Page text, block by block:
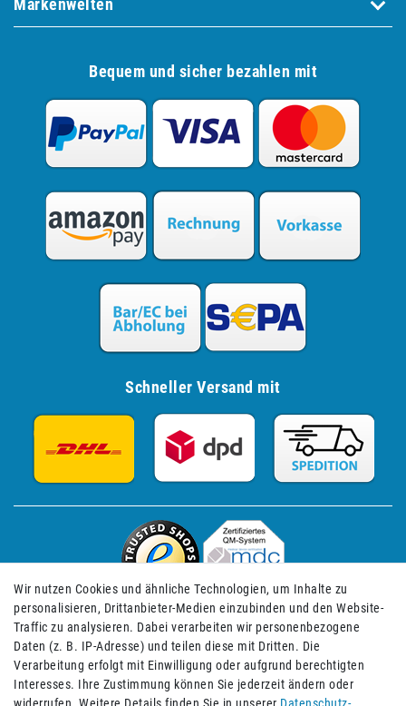
Markenwelten
Bequem und sicher bezahlen mit
Schneller Versand mit
Impressum Daten­schutz­erklärung AGB
Wir nutzen Cookies und ähnliche Technologien, um Inhalte zu
personalisieren, Drittanbieter-Medien einzubinden und den Website-
Traffic zu analysieren. Dabei verarbeiten wir personenbezogene
Daten (z. B. IP-Adresse) und teilen diese mit Dritten. Die
Verarbeitung erfolgt mit Einwilligung oder aufgrund berechtigten
Interesses. Ihre Zustimmung können Sie jederzeit ändern oder